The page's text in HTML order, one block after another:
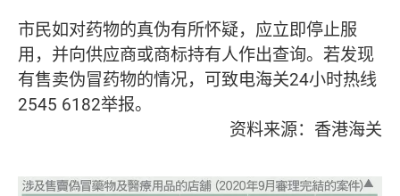
市民如对药物的真伪有所怀疑，应立即停止服
用，并向供应商或商标持有人作出查询。若发现
有售卖伪冒药物的情况，可致电海关24小时热线
2545 6182举报。
资料来源：香港海关